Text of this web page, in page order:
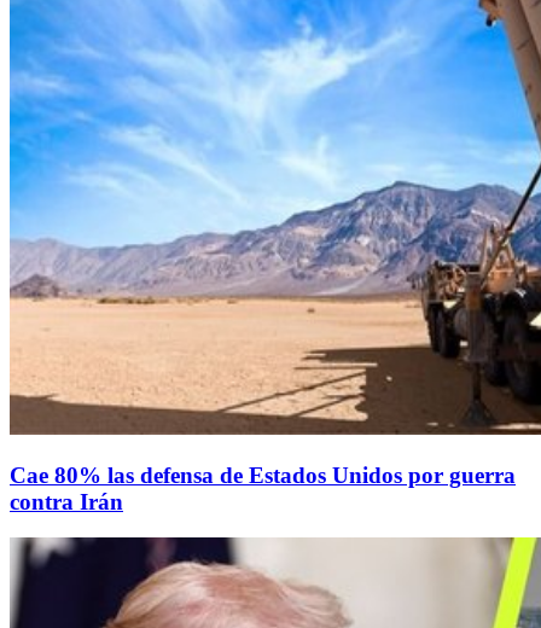
Cae 80% las defensa de Estados Unidos por guerra
contra Irán